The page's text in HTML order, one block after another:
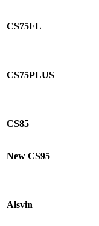
CS75FL
CS75PLUS
CS85
New CS95
Alsvin